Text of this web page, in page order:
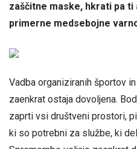
zaščitne maske, hkrati pa
primerne medsebojne
Vadba organiziranih športov
zaenkrat ostaja dovoljena.
zaprti vsi društveni prostori,
ki so potrebni za službe, ki